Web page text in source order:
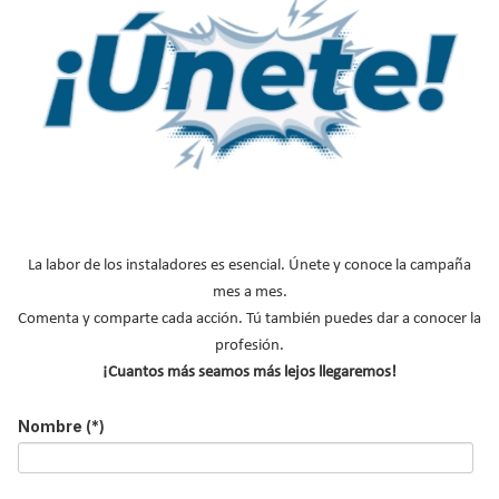
es uno de los factores determinantes a la hora de elegir la
debe ser de bajo impacto acústico.
La labor de los instaladores es esencial. Únete y conoce la campaña
mes a mes.
Comenta y comparte cada acción. Tú también puedes dar a conocer la
profesión.
¡Cuantos más seamos más lejos llegaremos!
Nombre (*)